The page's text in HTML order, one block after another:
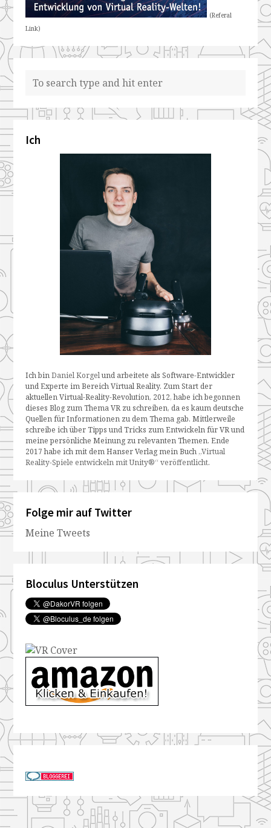
(Referal
Link)
Ich
Ich binDaniel Korgelund arbeitete als Software-Entwickler
und Experte im Bereich Virtual Reality. Zum Start der
aktuellen Virtual-Reality-Revolution, 2012, habe ich begonnen
dieses Blog zum Thema VR zu schreiben, da es kaum deutsche
Quellen für Informationen zu dem Thema gab. Mittlerweile
schreibe ich über Tipps und Tricks zum Entwickeln für VR und
meine persönliche Meinung zu relevanten Themen. Ende
2017 habe ich mit dem Hanser Verlag mein Buch „Virtual
Reality-Spiele entwickeln mit Unity®“ veröffentlicht.
Folge mir auf Twitter
Meine Tweets
Bloculus Unterstützen